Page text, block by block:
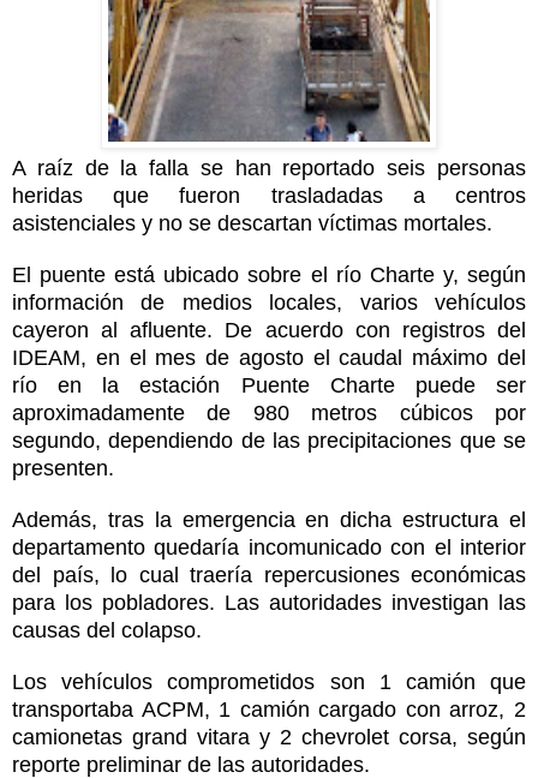
A raíz de la falla se han reportado seis personas
heridas que fueron trasladadas a centros
asistenciales y no se descartan víctimas mortales.
El puente está ubicado sobre el río Charte y, según
información de medios locales, varios vehículos
cayeron al afluente. De acuerdo con registros del
IDEAM, en el mes de agosto el caudal máximo del
río en la estación Puente Charte puede ser
aproximadamente de 980 metros cúbicos por
segundo, dependiendo de las precipitaciones que se
presenten.
Además, tras la emergencia en dicha estructura el
departamento quedaría incomunicado con el interior
del país, lo cual traería repercusiones económicas
para los pobladores. Las autoridades investigan las
causas del colapso.
Los vehículos comprometidos son 1 camión que
transportaba ACPM, 1 camión cargado con arroz, 2
camionetas grand vitara y 2 chevrolet corsa, según
reporte preliminar de las autoridades.